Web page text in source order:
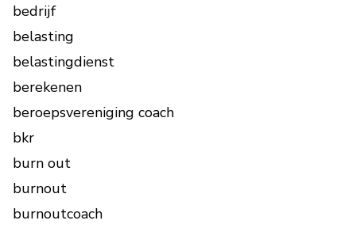
bedrijf
belasting
belastingdienst
berekenen
beroepsvereniging coach
bkr
burn out
burnout
burnoutcoach